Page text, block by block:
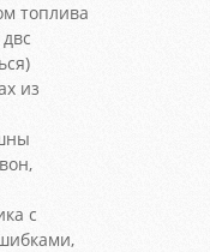
топлива
из
с